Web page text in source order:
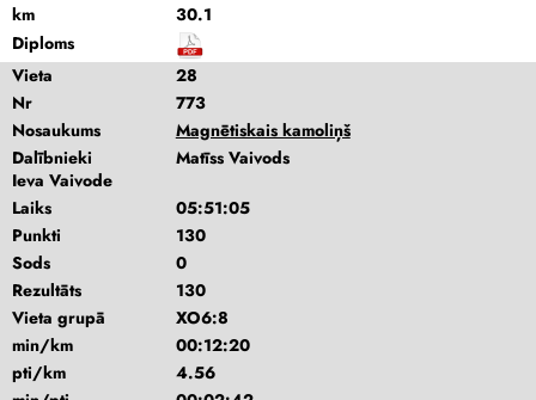
km
30.1
Diploms
Vieta
28
Nr
773
Nosaukums
Magnētiskais kamoliņš
Dalībnieki
Matīss Vaivods
Ieva Vaivode
Laiks
05:51:05
Punkti
130
Sods
0
Rezultāts
130
Vieta grupā
XO6:8
min/km
00:12:20
pti/km
4.56